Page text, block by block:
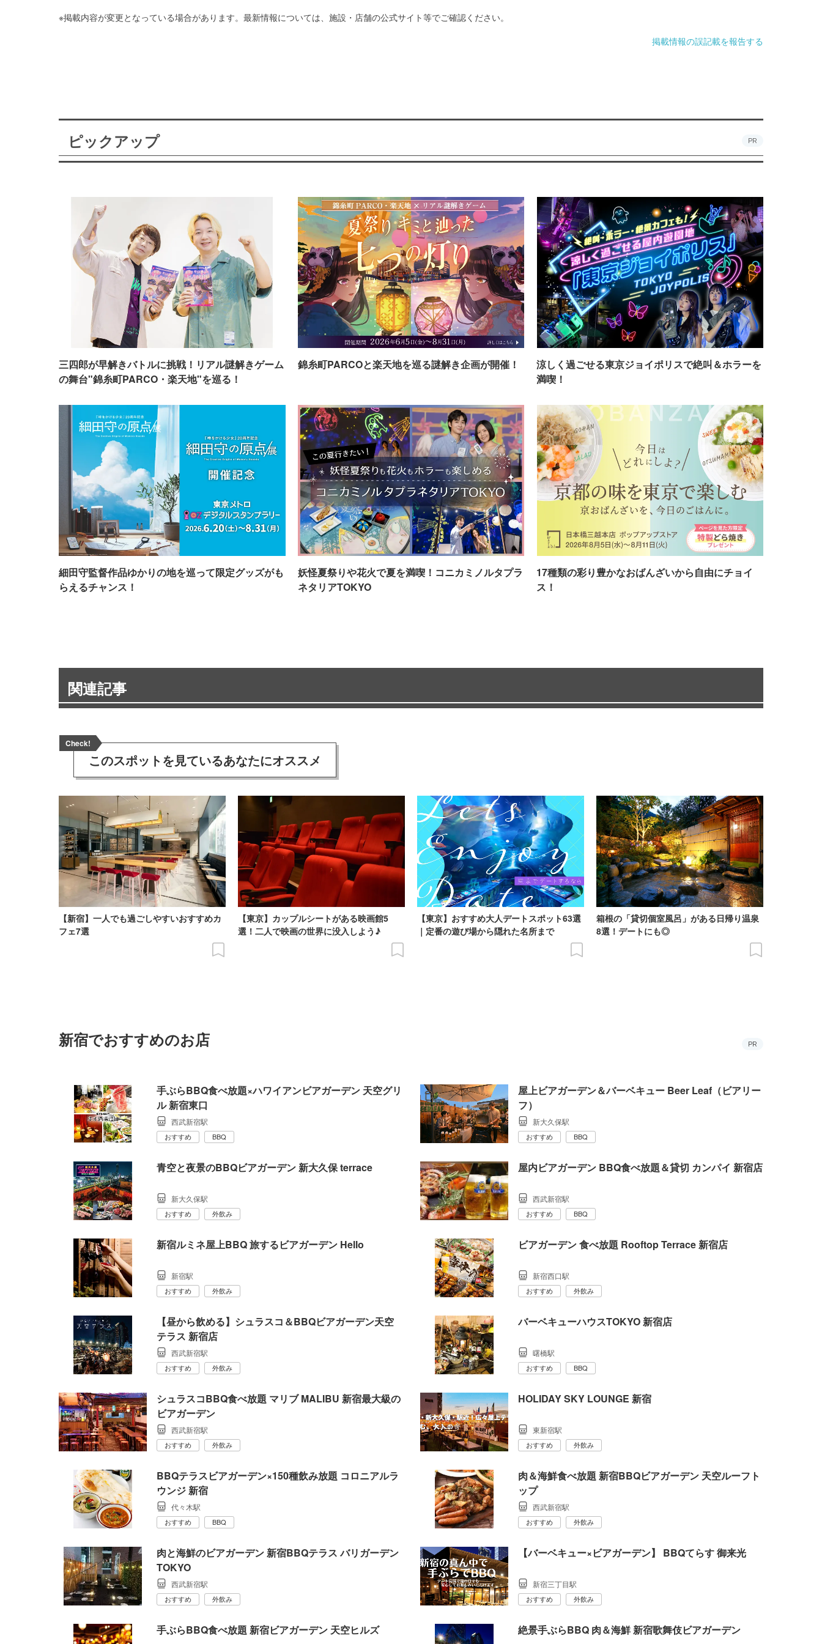
※掲載内容が変更となっている場合があります。最新情報については、施設・店舗の公式サイト等でご確認ください。
掲載情報の誤記載を報告する
ピックアップ PR
三四郎が早解きバトルに挑戦！リアル謎解きゲーム
の舞台"錦糸町PARCO・楽天地"を巡る！
錦糸町PARCOと楽天地を巡る謎解き企画が開催！
涼しく過ごせる東京ジョイポリスで絶叫＆ホラーを
満喫！
細田守監督作品ゆかりの地を巡って限定グッズがも
らえるチャンス！
妖怪夏祭りや花火で夏を満喫！コニカミノルタプラ
ネタリアTOKYO
17種類の彩り豊かなおばんざいから自由にチョイ
ス！
関連記事
Check!
このスポットを見ているあなたにオススメ
【新宿】一人でも過ごしやすいおすすめカ
フェ7選
【東京】カップルシートがある映画館5
選！二人で映画の世界に没入しよう♪
【東京】おすすめ大人デートスポット63選
｜定番の遊び場から隠れた名所まで
箱根の「貸切個室風呂」がある日帰り温泉
8選！デートにも◎
新宿でおすすめのお店 PR
手ぶらBBQ食べ放題×ハワイアンビアガーデン 天空グリ
ル 新宿東口
西武新宿駅
おすすめ BBQ
屋上ビアガーデン＆バーベキュー Beer Leaf（ビアリー
フ）
新大久保駅
おすすめ BBQ
青空と夜景のBBQビアガーデン 新大久保 terrace
新大久保駅
おすすめ 外飲み
屋内ビアガーデン BBQ食べ放題＆貸切 カンパイ 新宿店
西武新宿駅
おすすめ BBQ
新宿ルミネ屋上BBQ 旅するビアガーデン Hello
新宿駅
おすすめ 外飲み
ビアガーデン 食べ放題 Rooftop Terrace 新宿店
新宿西口駅
おすすめ 外飲み
【昼から飲める】シュラスコ＆BBQビアガーデン天空
テラス 新宿店
西武新宿駅
おすすめ 外飲み
バーベキューハウスTOKYO 新宿店
曙橋駅
おすすめ BBQ
シュラスコBBQ食べ放題 マリブ MALIBU 新宿最大級の
ビアガーデン
西武新宿駅
おすすめ 外飲み
HOLIDAY SKY LOUNGE 新宿
東新宿駅
おすすめ 外飲み
BBQテラスビアガーデン×150種飲み放題 コロニアルラ
ウンジ 新宿
代々木駅
おすすめ BBQ
肉＆海鮮食べ放題 新宿BBQビアガーデン 天空ルーフト
ップ
西武新宿駅
おすすめ 外飲み
肉と海鮮のビアガーデン 新宿BBQテラス バリガーデン
TOKYO
西武新宿駅
おすすめ 外飲み
【バーベキュー×ビアガーデン】 BBQてらす 御来光
新宿三丁目駅
おすすめ 外飲み
手ぶらBBQ食べ放題 新宿ビアガーデン 天空ヒルズ 絶景手ぶらBBQ 肉＆海鮮 新宿歌舞伎ビアガーデン